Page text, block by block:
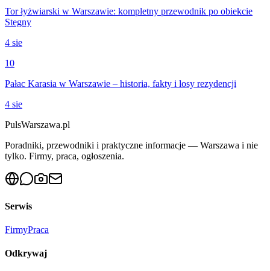
Tor łyżwiarski w Warszawie: kompletny przewodnik po obiekcie
Stegny
4 sie
10
Pałac Karasia w Warszawie – historia, fakty i losy rezydencji
4 sie
PulsWarszawa.pl
Poradniki, przewodniki i praktyczne informacje — Warszawa i nie
tylko. Firmy, praca, ogłoszenia.
Serwis
FirmyPraca
Odkrywaj